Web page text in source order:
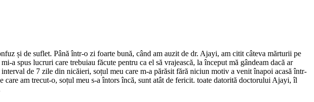
și de suflet. Până într-o zi foarte bună, când am auzit de dr. Ajayi, am citit câteva mărturii pe
a spus lucruri care trebuiau făcute pentru ca el să vrajească, la început mă gândeam dacă ar
de 7 zile din nicăieri, soțul meu care m-a părăsit fără niciun motiv a venit înapoi acasă într-
am trecut-o, soțul meu s-a întors încă, sunt atât de fericit. toate datorită doctorului Ajayi, îl